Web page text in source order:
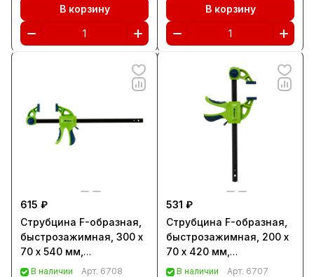
двухкомпонентная
рукоятка Сибртех
(20567)
В корзину
двухкомпонентная
рукоятка Сибртех
(20566)
В корзину
615 ₽
Струбцина F-образная,
быстрозажимная, 300 х
70 х 540 мм,
пластиковый корпус,
В наличии Арт. 6708
531 ₽
Струбцина F-образная,
быстрозажимная, 200 х
70 х 420 мм,
пластиковый корпус,
В наличии Арт. 6707